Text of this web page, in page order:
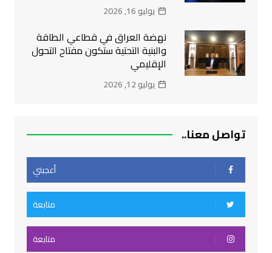
يوليو 16, 2026
نهضة العراق في قطاعي الطاقة
والبنية التحتية ستكون مفتاح التحول
الإقليمي
يوليو 12, 2026
تواصل معنا..
أعجبني
متابعة
متابعة